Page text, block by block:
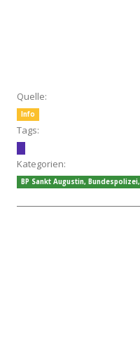
Quelle:
Info
Tags:
Kategorien:
BP Sankt Augustin, Bundespolizei,